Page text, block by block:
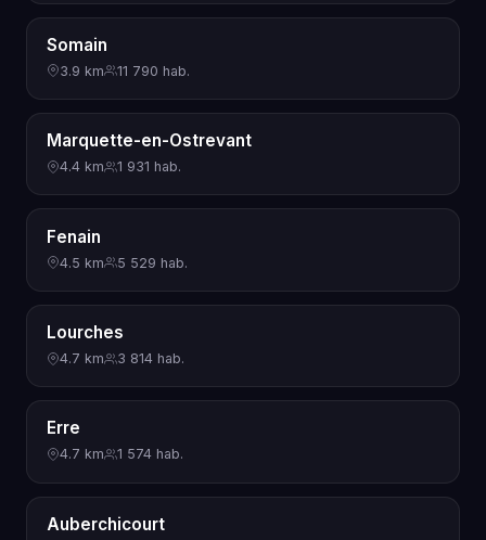
Somain
3.9 km 11 790 hab.
Marquette-en-Ostrevant
4.4 km 1 931 hab.
Fenain
4.5 km 5 529 hab.
Lourches
4.7 km 3 814 hab.
Erre
4.7 km 1 574 hab.
Auberchicourt